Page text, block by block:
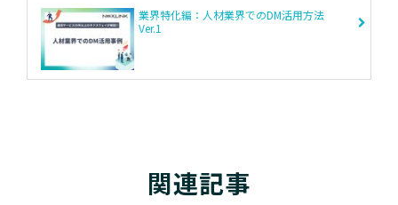
業界特化編：人材業界でのDM活用方法
Ver.1
関連記事